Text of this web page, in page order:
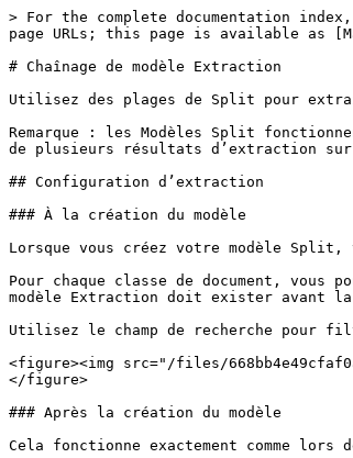
> For the complete documentation
page URLs; this page is available as
# Chaînage de modèle Extraction
Utilisez des plages de Split pour
Remarque : les Modèles Split
de plusieurs résultats d’extraction sur
## Configuration d’extraction
### À la création du modèle
Lorsque vous créez votre modèle
Pour chaque classe de document,
modèle Extraction doit exister avant
Utilisez le champ de recherche pour
<figure><img src="/files/
</figure>
### Après la création du modèle
Cela fonctionne exactement comme lors